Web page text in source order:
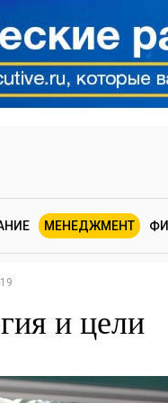
МЕНЕДЖМЕНТ
и цели